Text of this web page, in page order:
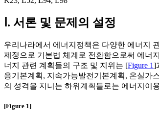
Ⅰ. 서론 및 문제의 설정
우리나라에서 에너지정책은 다양한 에너지
제정으로 기본법 체계로 전환함으로써 에너
너지 관련 계획들의 구조 및 지위는 [Figure 1]
응기본계획, 지속가능발전기본계획, 온실가
의 성격을 지니는 하위계획들로는 에너지이
[Figure 1]